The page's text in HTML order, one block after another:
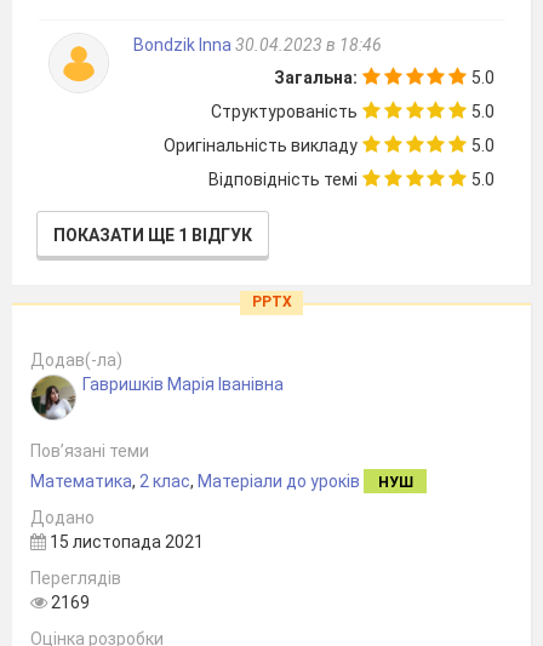
Bondzik Inna30.04.2023 в 18:46
Загальна:
5.0
Структурованість
5.0
Оригінальність викладу
5.0
Відповідність темі
5.0
ПОКАЗАТИ ЩЕ 1 ВІДГУК
PPTX
Додав(-ла)
Гавришків Марія Іванівна
Пов’язані теми
Математика, 2 клас, Матеріали до уроків НУШ
Додано
15 листопада 2021
Переглядів
2169
Оцінка розробки